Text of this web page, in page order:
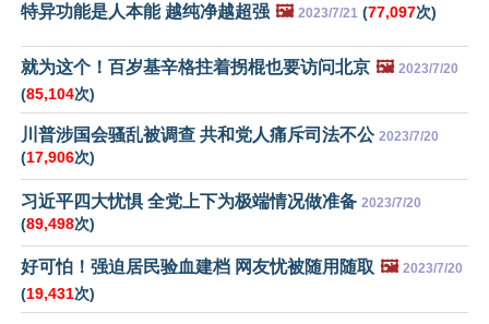
特异功能是人本能 越纯净越超强 🖼️ 2023/7/21 (77,097次)
就为这个！百岁基辛格拄着拐棍也要访问北京 🖼️ 2023/7/20
(85,104次)
川普涉国会骚乱被调查 共和党人痛斥司法不公 2023/7/20
(17,906次)
习近平四大忧惧 全党上下为极端情况做准备 2023/7/20
(89,498次)
好可怕！强迫居民验血建档 网友忧被随用随取 🖼️ 2023/7/20
(19,431次)